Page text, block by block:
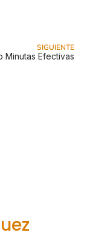
SIGUIENTE
Minutas Efectivas